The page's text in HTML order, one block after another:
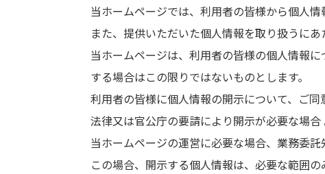
当ホームページでは、利用者の皆様から個人
また、提供いただいた個人情報を取り扱うに
当ホームページは、利用者の皆様の個人情報
する場合はこの限りではないものとします。
利用者の皆様に個人情報の開示について、ご同
法律又は官公庁の要請により開示が必要な場合
当ホームページの運営に必要な場合、業務委
この場合、開示する個人情報は、必要な範囲